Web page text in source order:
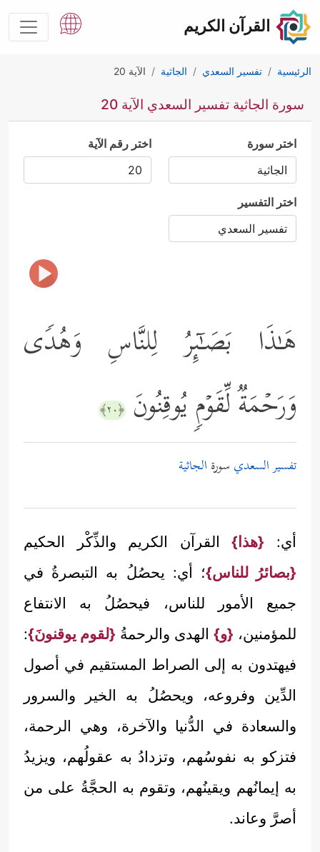
القرآن الكريم
الرئيسية تفسير السعدي الجاثية الآية 20
سورة الجاثية تفسير السعدي الآية 20
اختر سورة اختر رقم الآية
اختر التفسير
هَـٰذَا بَصَـٰۤىِٕرُ لِلنَّاسِ وَهُدࣰى
وَرَحۡمَةࣱ لِّقَوۡمࣲ یُوقِنُونَ ﴿٢٠﴾
تفسير السعدي سورة الجاثية
أي: {هذا}القرآن الكريم والذِّكْر الحكيم
{بصائرُ للناس}؛ أي: يحصُلُ به التبصرةُ في
جميع الأمور للناس، فيحصُلُ به الانتفاع
للمؤمنين، {و} الهدى والرحمةُ {لقوم يوقنونَ}:
فيهتدون به إلى الصراط المستقيم في أصول
الدِّين وفروعه، ويحصُلُ به الخير والسرور
والسعادة في الدُّنيا والآخرة، وهي الرحمة،
فتزكو به نفوسُهم، وتزدادُ به عقولُهم، ويزيدُ
به إيمانُهم ويقينُهم، وتقوم به الحجَّةُ على من
أصرَّ وعاند.